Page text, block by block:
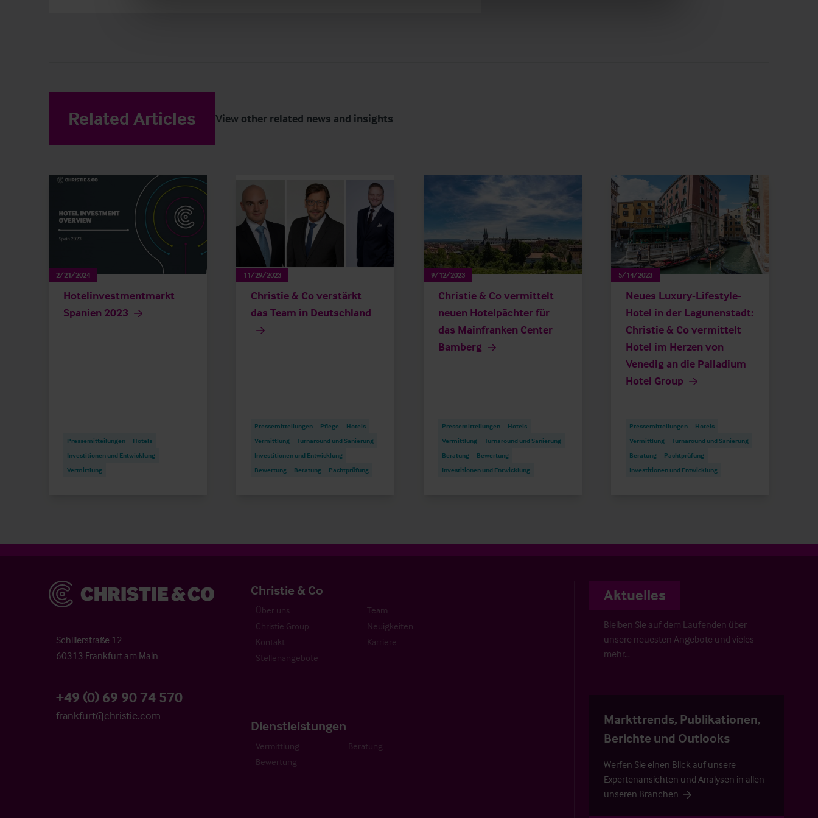
Related Articles View other related news and insights
2/21/2024
Hotelinvestmentmarkt
Spanien 2023
Pressemitteilungen
Hotels
Investitionen und Entwicklung
Vermittlung
11/29/2023
Christie & Co verstärkt
das Team in Deutschland
Pressemitteilungen Pflege
Hotels
Vermittlung
Turnaround und Sanierung
Investitionen und Entwicklung
Bewertung
Beratung Pachtprüfung
9/12/2023
Christie & Co vermittelt
neuen Hotelpächter für
das Mainfranken Center
Bamberg
Pressemitteilungen
Hotels
Vermittlung
Turnaround und Sanierung
Beratung
Bewertung
Investitionen und Entwicklung
5/14/2023
Neues Luxury-Lifestyle-
Hotel in der Lagunenstadt:
Christie & Co vermittelt
Hotel im Herzen von
Venedig an die Palladium
Hotel Group
Pressemitteilungen
Hotels
Vermittlung
Turnaround und Sanierung
Beratung
Pachtprüfung
Investitionen und Entwicklung
Christie & Co
Schillerstraße 12
60313 Frankfurt am Main
+49 (0) 69 90 74 570
frankfurt@christie.com
Christie & Co
Über uns
Team
Christie Group
Neuigkeiten
Kontakt
Karriere
Stellenangebote
Dienstleistungen
Vermittlung
Beratung
Bewertung
Aktuelles
Bleiben Sie auf dem Laufenden über
unsere neuesten Angebote und vieles
mehr…
Markttrends, Publikationen,
Berichte und Outlooks
Werfen Sie einen Blick auf unsere
Expertenansichten und Analysen in allen
unseren Branchen